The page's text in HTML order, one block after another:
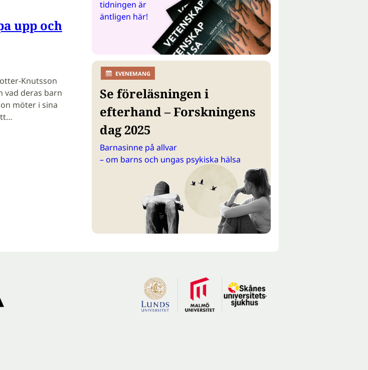
upp och
Knutsson
vad deras barn
möter i sina
tidningen är
äntligen här!
EVENEMANG
Se föreläsningen i
efterhand – Forskningens
dag 2025
Barnasinne på allvar
– om barns och ungas psykiska hälsa